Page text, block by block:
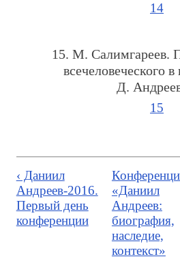
14
15. М. Салимгареев.
всечеловеческого
Д.
15
‹ Даниил
Андреев-2016.
Первый день
конференции
«Даниил
Андреев:
биография,
наследие,
контекст»